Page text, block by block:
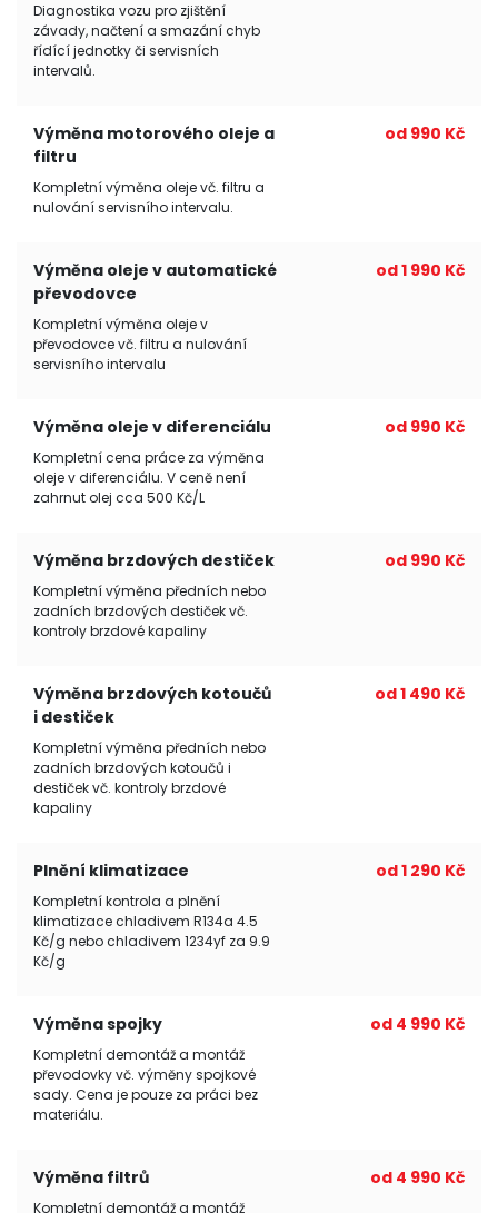
Diagnostika vozu pro zjištění
závady, načtení a smazání chyb
řídící jednotky či servisních
intervalů.
Výměna motorového oleje a
filtru
Kompletní výměna oleje vč. filtru a
nulování servisního intervalu.
od 990 Kč
Výměna oleje v automatické
převodovce
Kompletní výměna oleje v
převodovce vč. filtru a nulování
servisního intervalu
od 1 990 Kč
Výměna oleje v diferenciálu
Kompletní cena práce za výměna
oleje v diferenciálu. V ceně není
zahrnut olej cca 500 Kč/L
od 990 Kč
Výměna brzdových destiček
Kompletní výměna předních nebo
zadních brzdových destiček vč.
kontroly brzdové kapaliny
od 990 Kč
Výměna brzdových kotoučů
i destiček
Kompletní výměna předních nebo
zadních brzdových kotoučů i
destiček vč. kontroly brzdové
kapaliny
od 1 490 Kč
Plnění klimatizace
Kompletní kontrola a plnění
klimatizace chladivem R134a 4.5
Kč/g nebo chladivem 1234yf za 9.9
Kč/g
od 1 290 Kč
Výměna spojky
Kompletní demontáž a montáž
převodovky vč. výměny spojkové
sady. Cena je pouze za práci bez
materiálu.
od 4 990 Kč
Výměna filtrů
Kompletní demontáž a montáž
od 4 990 Kč